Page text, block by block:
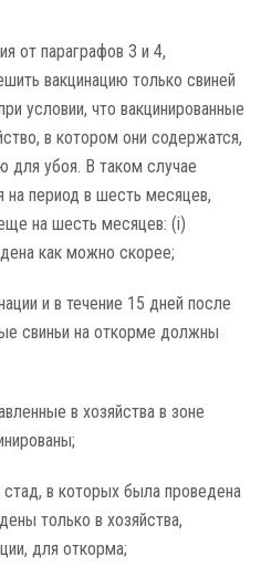
от параграфов 3 и 4,
вакцинацию только свиней
условии, что вакцинированные
в котором они содержатся,
для убоя. В таком случае
период в шесть месяцев,
на шесть месяцев: (i)
как можно скорее;
и в течение 15 дней после
свиньи на откорме должны
в хозяйства в зоне
в которых была проведена
только в хозяйства,
для откорма;